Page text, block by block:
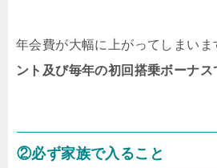
年会費が大幅に上がってしまいま
ント及び毎年の初回搭乗ボーナス
②必ず家族で入ること